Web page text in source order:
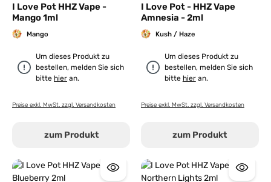
Durchschnittliche Bewertung von 5 von 5 Sternen
I Love Pot HHZ Vape -
Mango 1ml
Mango
Um dieses Produkt zu
bestellen, melden Sie sich
bitte hier an.
Preise exkl. MwSt. zzgl. Versandkosten
zum Produkt
Durchschnittliche Bewertung
I Love Pot - HHZ Vape
Amnesia - 2ml
Kush / Haze
Um dieses Produkt zu
bestellen, melden Sie sich
bitte hieran.
Preise exkl. MwSt. zzgl. Versandkosten
zum Produkt